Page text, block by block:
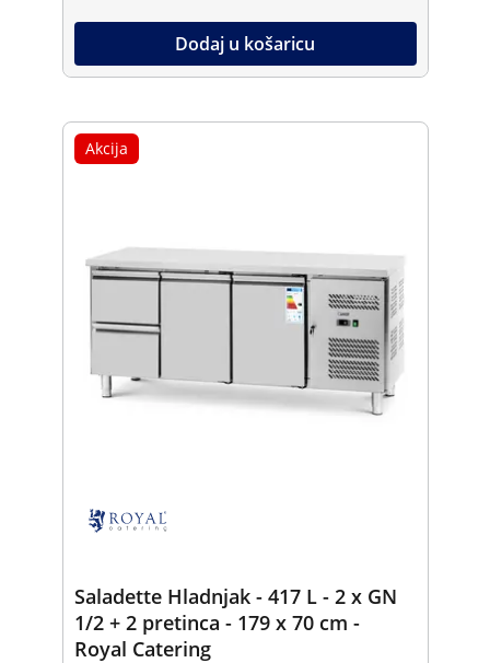
Dodaj u košaricu
Akcija
Saladette Hladnjak - 417 L - 2 x GN
1/2 + 2 pretinca - 179 x 70 cm -
Royal Catering